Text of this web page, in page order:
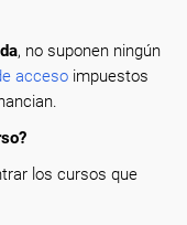
, no suponen ningún
acceso impuestos
los cursos que